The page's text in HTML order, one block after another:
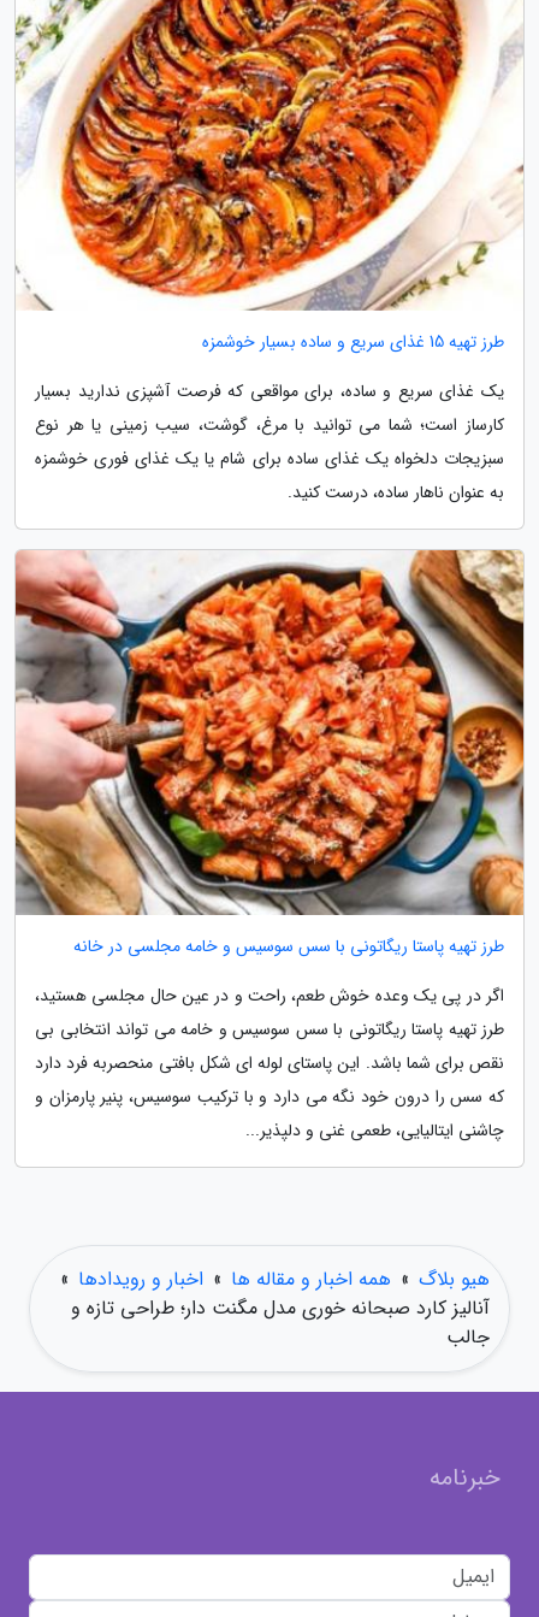
طرز تهیه 15 غذای سریع و ساده بسیار خوشمزه
یک غذای سریع و ساده، برای مواقعی که فرصت آشپزی ندارید بسیار
کارساز است؛ شما می توانید با مرغ، گوشت، سیب زمینی یا هر نوع
سبزیجات دلخواه یک غذای ساده برای شام یا یک غذای فوری خوشمزه
به عنوان ناهار ساده، درست کنید.
طرز تهیه پاستا ریگاتونی با سس سوسیس و خامه مجلسی در خانه
اگر در پی یک وعده خوش طعم، راحت و در عین حال مجلسی هستید،
طرز تهیه پاستا ریگاتونی با سس سوسیس و خامه می تواند انتخابی بی
نقص برای شما باشد. این پاستای لوله ای شکل بافتی منحصربه فرد دارد
که سس را درون خود نگه می دارد و با ترکیب سوسیس، پنیر پارمزان و
چاشنی ایتالیایی، طعمی غنی و دلپذیر...
هیو بلاگ » همه اخبار و مقاله ها » اخبار و رویدادها »
آنالیز کارد صبحانه خوری مدل مگنت دار؛ طراحی تازه و
جالب
خبرنامه